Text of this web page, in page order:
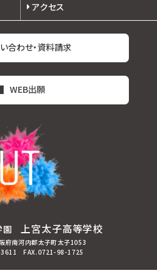
アクセス
合わせ・資料請求
WEB出願
園上宮太子高等学校
府南河内郡太子町太子1053
FAX.0721-98-1725